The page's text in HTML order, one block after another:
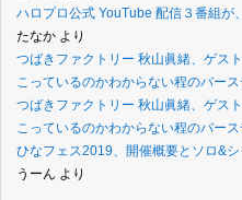
ハロプロ公式 YouTube 配信３番組が
たなか より
つばきファクトリー 秋山眞緒、ゲス
こっているのかわからない程のバー
つばきファクトリー 秋山眞緒、ゲス
こっているのかわからない程のバー
ひなフェス2019、開催概要とソロ&
うーん より